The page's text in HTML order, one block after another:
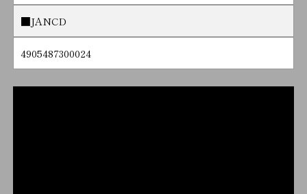
■JANCD
4905487300024